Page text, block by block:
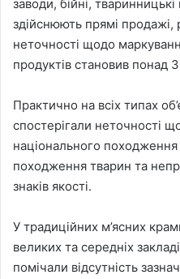
заводи, бійні, тваринницькі
здійснюють прямі продажі,
неточності щодо
продуктів становив понад
Практично на всіх типах
спостерігали неточності
національного походження
походження тварин та
знаків якості.
У традиційних м’ясних
великих та середніх
помічали відсутність